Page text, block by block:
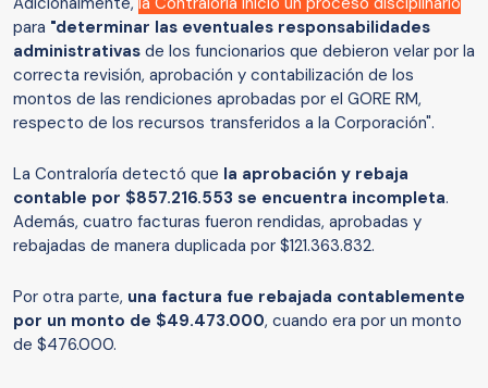
para "determinar las eventuales responsabilidades
administrativas de los funcionarios que debieron velar por la
correcta revisión, aprobación y contabilización de los
montos de las rendiciones aprobadas por el GORE RM,
respecto de los recursos transferidos a la Corporación".
La Contraloría detectó que la aprobación y rebaja
contable por $857.216.553 se encuentra incompleta.
Además, cuatro facturas fueron rendidas, aprobadas y
rebajadas de manera duplicada por $121.363.832.
Por otra parte, una factura fue rebajada contablemente
por un monto de $49.473.000, cuando era por un monto
de $476.000.